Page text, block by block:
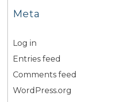
Meta
Log in
Entries feed
Comments feed
WordPress.org